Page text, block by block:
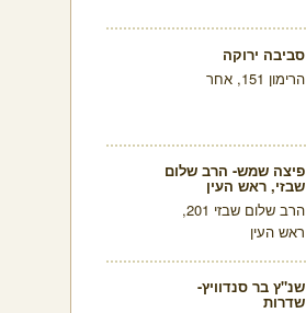
סביבה ירוקה
הרימון 151, אחר
פיצה שמש- הרב שלום
שבזי, ראש העין
הרב שלום שבזי 201,
ראש העין
שנ"ץ בר סנדוויץ-
שדרות